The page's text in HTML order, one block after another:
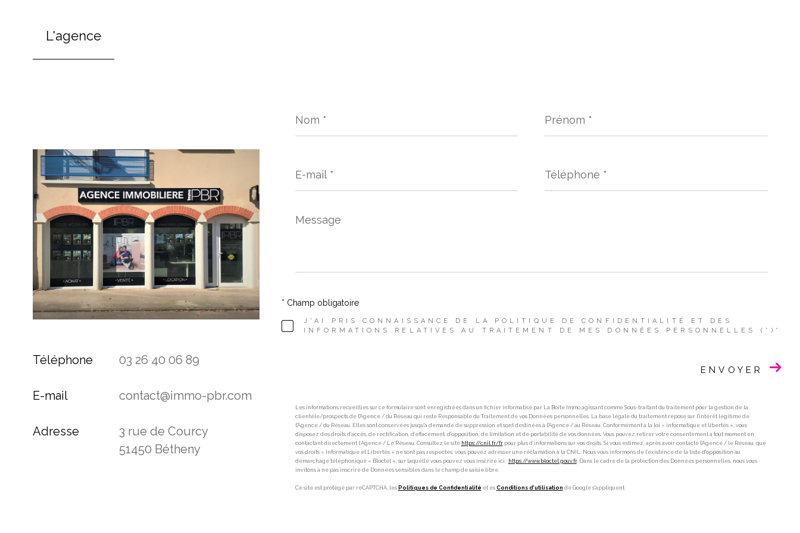
L'agence
Téléphone 03 26 40 06 89
E-mail contact@immo-pbr.com
Adresse
3 rue de Courcy
51450 Bétheny
*
*
mail
*
*
Message
*
J'AI PRIS CONNAISSANCE DE LA POLITIQUE DE CONFIDENTIALITÉ ET DES
INFORMATIONS RELATIVES AU TRAITEMENT DE MES DONNÉES PERSONNELLES (*)*
* Champ obligatoire
ENVOYER
Les informations recueillies sur ce formulaire sont enregistrées dans un fichier informatisé par La Boite Immo agissant comme Sous-traitant du traitement pour la gestion de la
clientèle/prospects de l'Agence / du Réseau qui reste Responsable du Traitement de vos Données personnelles. La base légale du traitement repose sur l'intérêt légitime de
l'Agence / du Réseau. Elles sont conservées jusqu'à demande de suppression et sont destinées à l'Agence / au Réseau. Conformément à la loi « informatique et libertés », vous
disposez des droits d’accès, de rectification, d’effacement, d’opposition, de limitation et de portabilité de vos données. Vous pouvez retirer votre consentement à tout moment en
contactant directement l’Agence / Le Réseau. Consultez le site https://cnil.fr/frpour plus d’informations sur vos droits. Si vous estimez, après avoir contacté l'Agence / le Réseau, que
vos droits « Informatique et Libertés » ne sont pas respectés, vous pouvez adresser une réclamation à la CNIL. Nous vous informons de l’existence de la liste d'opposition au
démarchage téléphonique « Bloctel », sur laquelle vous pouvez vous inscrire ici : https://www.bloctel.gouv.fr. Dans le cadre de la protection des Données personnelles, nous vous
invitons à ne pas inscrire de Données sensibles dans le champ de saisie libre.
Ce site est protégé par reCAPTCHA, les Politiques de Confidentialité et es Conditions d'utilisation de Google s'appliquent.